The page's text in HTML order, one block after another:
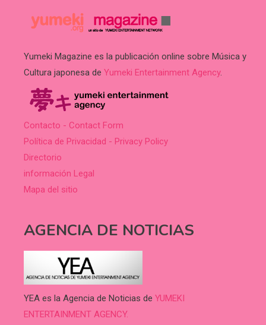
Yumeki Magazine es la publicación online sobre Música y
Cultura japonesa de Yumeki Entertainment Agency.
Contacto - Contact Form
Política de Privacidad - Privacy Policy
Directorio
información Legal
Mapa del sitio
AGENCIA DE NOTICIAS
YEA es la Agencia de Noticias de YUMEKI
ENTERTAINMENT AGENCY.